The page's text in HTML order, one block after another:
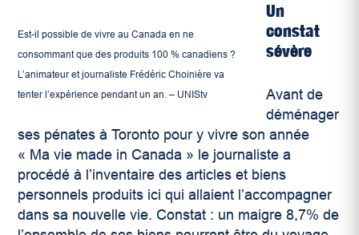
Est-il possible de vivre au Canada en ne
consommant que des produits 100 % canadiens ?
L’animateur et journaliste Frédéric Choinière va
tenter l’expérience pendant un an. – UNIStv
Un
constat
sévère
Avant de
déménager
ses pénates à Toronto pour y vivre son année
« Ma vie made in Canada » le journaliste a
procédé à l’inventaire des articles et biens
personnels produits ici qui allaient l’accompagner
dans sa nouvelle vie. Constat : un maigre 8,7% de